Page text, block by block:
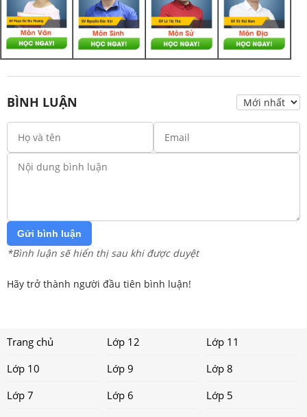
BÌNH LUẬN
Gửi bình luận
*Bình luận sẽ hiển thị sau khi được duyệt
Hãy trở thành người đầu tiên bình luận!
Trang chủ Lớp 12
Lớp 11
Lớp 10
Lớp 9
Lớp 8
Lớp 7
Lớp 6
Lớp 5